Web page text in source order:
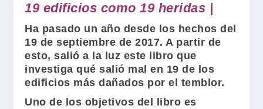
19 edificios como 19 heridas |
Ha pasado un año desde los hechos del
19 de septiembre de 2017. A partir de
esto, salió a la luz este libro que
investiga qué salió mal en 19 de los
edificios más dañados por el temblor.
Uno de los objetivos del libro es